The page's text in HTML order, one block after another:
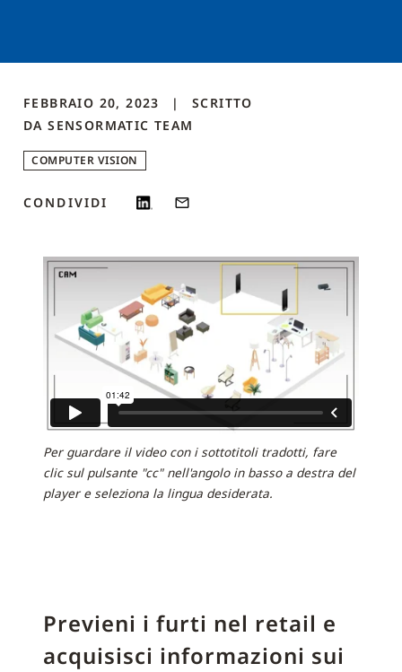
FEBBRAIO 20, 2023
SCRITTO
DA SENSORMATIC TEAM
COMPUTER VISION
CONDIVIDI
Per guardare il video con i sottotitoli tradotti, fare
clic sul pulsante "cc" nell'angolo in basso a destra del
player e seleziona la lingua desiderata.
Previeni i furti nel retail e
acquisisci informazioni sui